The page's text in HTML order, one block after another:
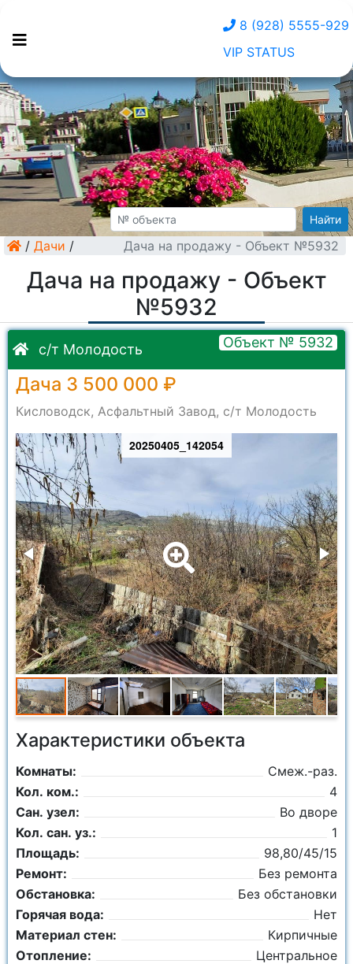
8 (928) 5555-929
VIP STATUS
Найти
/ Дачи / Дача на продажу - Объект №5932
Дача на продажу - Объект
№5932
с/т Молодость Объект № 5932
Дача 3 500 000 ₽
Кисловодск, Асфальтный Завод, с/т Молодость
20250405_142054
Характеристики объекта
Комнаты:
Смеж.-раз.
Кол. ком.:
4
Сан. узел:
Во дворе
Кол. сан. уз.:
1
Площадь:
98,80/45/15
Ремонт:
Без ремонта
Обстановка:
Без обстановки
Горячая вода:
Нет
Материал стен:
Кирпичные
Отопление:
Центральное